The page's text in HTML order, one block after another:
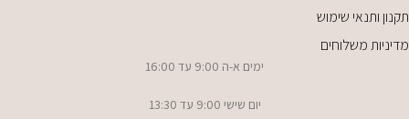
תקנון ותנאי שימוש
מדיניות משלוחים
ימים א-ה 9:00 עד 16:00
יום שישי 9:00 עד 13:30